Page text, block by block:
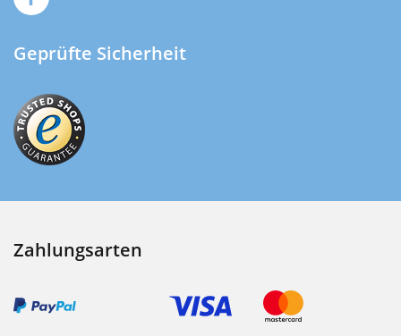
Geprüfte Sicherheit
Zahlungsarten